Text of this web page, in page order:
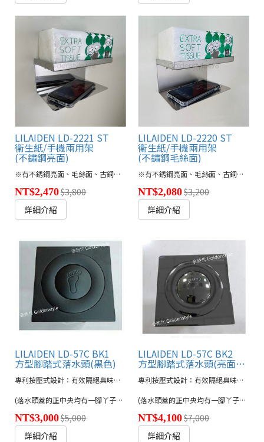
LILAIDEN LD-2221 ST
衛生紙/手機兩用架
(不鏽鋼亮面)
※有不銹鋼亮面、毛絲面、古銅色、鈦金色、消光黑款式供選擇 ● 五款顏色(連
NT$2,470$3,800
詳細介紹
LILAIDEN LD-2220 ST
衛生紙/手機兩用架
(不鏽鋼毛絲面)
※有不銹鋼亮面、毛絲面、古銅色、鈦金色、消光黑款式供選擇
NT$2,080$3,200
詳細介紹
LILAIDEN LD-57C BK1
方型腳踏式落水頭(黑色)
專利按壓式設計：有效隔絕臭味回流及蚊蠅蟑螂
(落水頭蓋的正中央均有一腳丫子圖形，該圖形亦可取消，有需求者請於訂購時特別註明。)
NT$3,000$5,000
詳細介紹
LILAIDEN LD-57C BK2
方型腳踏式落水頭(亮面黑鈦金)
專利按壓式設計：有效隔絕臭味回流及蚊蠅蟑螂
(落水頭蓋的正中央均有一腳丫子圖形，該圖形亦可取消，有需求者請於訂購時特別註明。)
NT$4,100$7,000
詳細介紹